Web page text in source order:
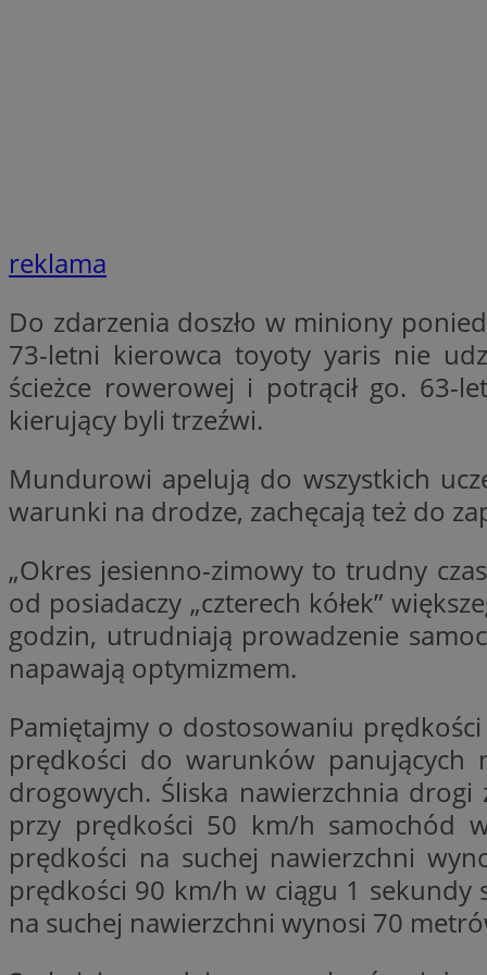
reklama
Do zdarzenia doszło w miniony
73-letni kierowca toyoty yaris nie
ścieżce rowerowej i potrącił go. 63-
kierujący byli trzeźwi.
Mundurowi apelują do wszystkich
warunki na drodze, zachęcają też do
„Okres jesienno-zimowy to trudny
od posiadaczy „czterech kółek”
godzin, utrudniają prowadzenie
napawają optymizmem.
Pamiętajmy o dostosowaniu
prędkości do warunków panujących
drogowych. Śliska nawierzchnia
przy prędkości 50 km/h samochód
prędkości na suchej nawierzchni
prędkości 90 km/h w ciągu 1 sekundy
na suchej nawierzchni wynosi 70
euds
li_gc
Nazwa
_ga_L2744325BY
_ga
Nazwa
tt_viewer
DSID
Nazwa
__mguid_